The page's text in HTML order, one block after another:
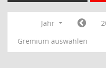
Jahr
Gremium auswählen